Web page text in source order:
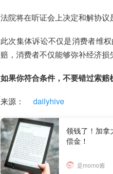
法院将在听证会上决定和解协议
此次集体诉讼不仅是消费者维
赔，消费者不仅能够弥补经济损
如果你符合条件，不要错过索赔
来源： dailyhive
领钱了！加拿
偿金！
是momo酱